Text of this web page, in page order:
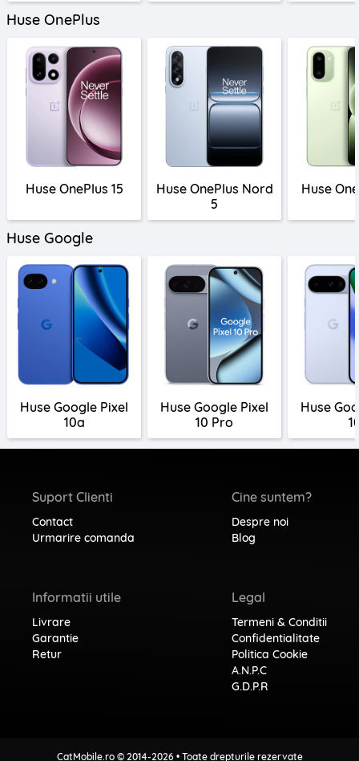
Huse OnePlus
Huse OnePlus 15
Huse OnePlus Nord
5
Huse
Huse Google
Huse Google Pixel
10a
Huse Google Pixel
10 Pro
Huse
Suport Clienti
Contact
Urmarire comanda
Informatii utile
Livrare
Garantie
Retur
Cine suntem?
Despre noi
Blog
Legal
Termeni & Conditii
Confidentialitate
Politica Cookie
A.N.P.C
G.D.P.R
CatMobile.ro © 2014-2026 • Toate drepturile rezervate